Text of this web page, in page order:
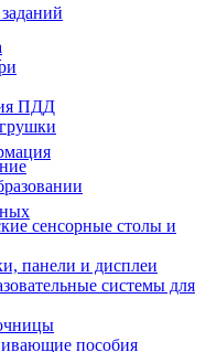
ПДД
сенсорные столы и
панели и дисплеи
системы для
пособия